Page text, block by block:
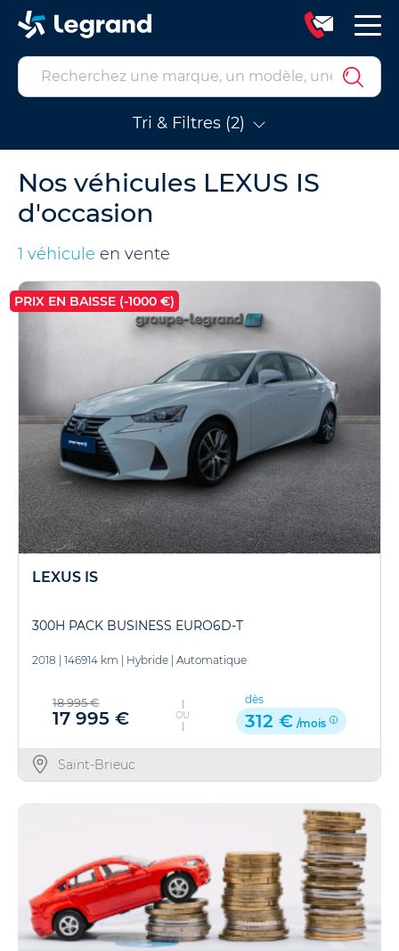
Tri & Filtres (2)
Nos véhicules LEXUS IS
d'occasion
1 véhicule en vente
PRIX EN BAISSE (-1000 €)
LEXUS IS
300H PACK BUSINESS EURO6D-T
2018 | 146914 km | Hybride | Automatique
18 995 €
17 995 € OU
dès
312 € /mois
Saint-Brieuc